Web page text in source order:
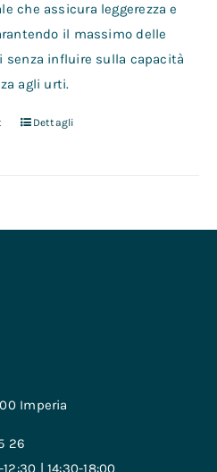
che assicura leggerezza e
il massimo delle
senza influire sulla capacità
agli urti.
Dettagli
Imperia
26
| 14:30-18:00